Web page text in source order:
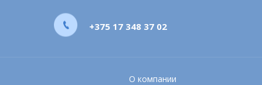
+375 17 348 37 02
О компании